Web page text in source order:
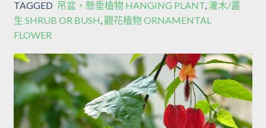
TAGGED 吊盆，懸垂植物 HANGING PLANT 灌木/叢
生 SHRUB OR BUSH 觀花植物 ORNAMENTAL
FLOWER